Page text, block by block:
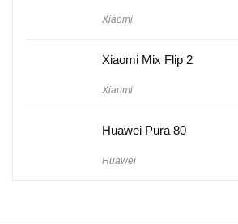
Xiaomi
Xiaomi Mix Flip 2
Xiaomi
Huawei Pura 80
Huawei